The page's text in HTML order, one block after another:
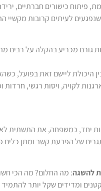
כישורים חברתיים,
לעיתים קרובות מקשיי
גורם מכריע בהקלה על רבים
היכולת ליישם זאת בפועל,
לקויה, ויסות רגשי, חרדות
יחד, כמשפחה, את התשתית
של הפרעת קשב ומתן כלים
להשגה: מה החלום? מה הכי
ומדידים שקל יותר